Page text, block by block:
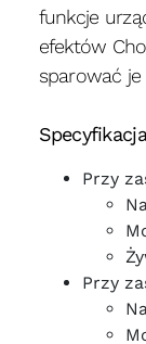
funkcje
efektów
sparować
Specyfikacja
Przy
Przy